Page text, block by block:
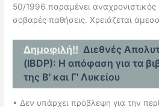
50/1996 παραμένει αναχρονιστικός
σοβαρές παθήσεις. Χρειάζεται
Δημοφιλή!! Διεθνές
(IBDP): Η απόφαση για τα
της Β' και Γ' Λυκείου
• Δεν υπάρχει πρόβλεψη για την